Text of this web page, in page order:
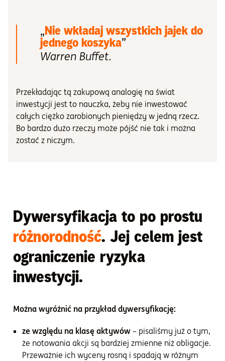
„Nie wkładaj wszystkich jajek do
jednego koszyka”
Warren Buffet.
Przekładając tą zakupową analogię na świat
inwestycji jest to nauczka, żeby nie inwestować
całych ciężko zarobionych pieniędzy w jedną rzecz.
Bo bardzo dużo rzeczy może pójść nie tak i można
zostać z niczym.
Dywersyfikacja to po prostu
różnorodność. Jej celem jest
ograniczenie ryzyka
inwestycji.
Można wyróżnić na przykład dywersyfikację:
ze względu na klasę aktywów – pisaliśmy już o tym,
że notowania akcji są bardziej zmienne niż obligacje.
Przeważnie ich wyceny rosną i spadają w różnym